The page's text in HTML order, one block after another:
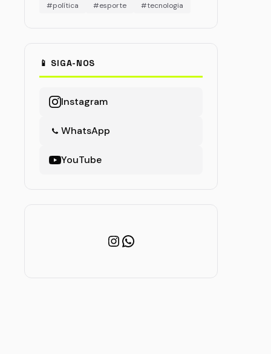
#política
#esporte #tecnologia
📱 SIGA-NOS
Instagram
WhatsApp
YouTube
Instagram
WhatsApp